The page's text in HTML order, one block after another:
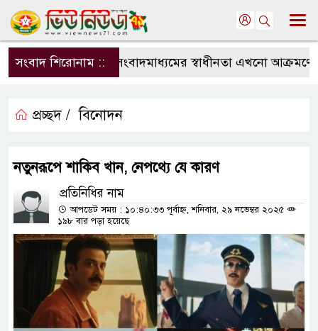
সংবাদ শিরোনাম ::সংবাদমাধ্যমের স্বাধীনতা এখনো আক্রমণের
প্রচ্ছদ / বিনোদন
নতুনরূপে শাকিব খান, নেপথ্যে যে কারণ
প্রতিনিধির নাম
আপডেট সময় : ১০:৪০:৩৩ পূর্বাহ্ন, শনিবার, ২৯ নভেম্বর ২০২৫
১৯৮ বার পড়া হয়েছে